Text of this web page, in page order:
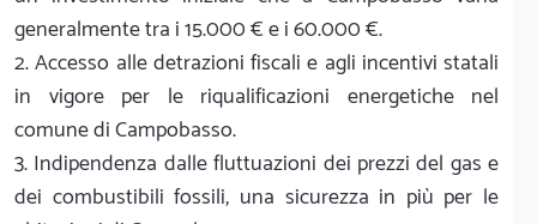
generalmente tra i 15.000 € e i 60.000 €.
2. Accesso alle detrazioni fiscali e agli incentivi statali
in vigore per le riqualificazioni energetiche nel
comune di Campobasso.
3. Indipendenza dalle fluttuazioni dei prezzi del gas e
dei combustibili fossili, una sicurezza in più per le